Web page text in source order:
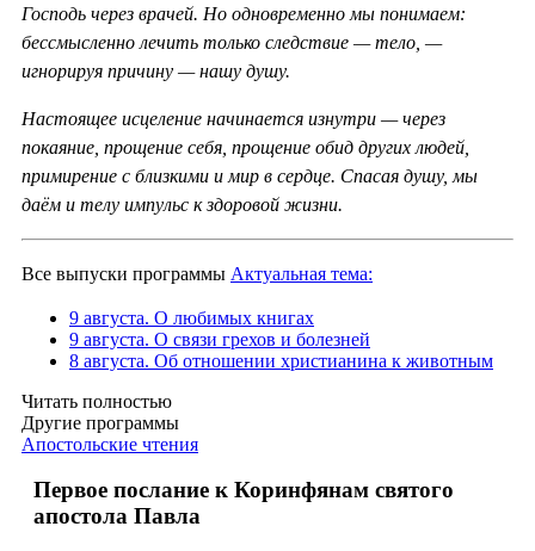
Господь через врачей. Но одновременно мы понимаем:
бессмысленно лечить только следствие — тело, —
игнорируя причину — нашу душу.
Настоящее исцеление начинается изнутри — через
покаяние, прощение себя, прощение обид других людей,
примирение с близкими и мир в сердце. Спасая душу, мы
даём и телу импульс к здоровой жизни.
Все выпуски программы Актуальная тема:
9 августа. О любимых книгах
9 августа. О связи грехов и болезней
8 августа. Об отношении христианина к животным
Читать полностью
Другие программы
Апостольские чтения
Первое послание к Коринфянам святого
апостола Павла